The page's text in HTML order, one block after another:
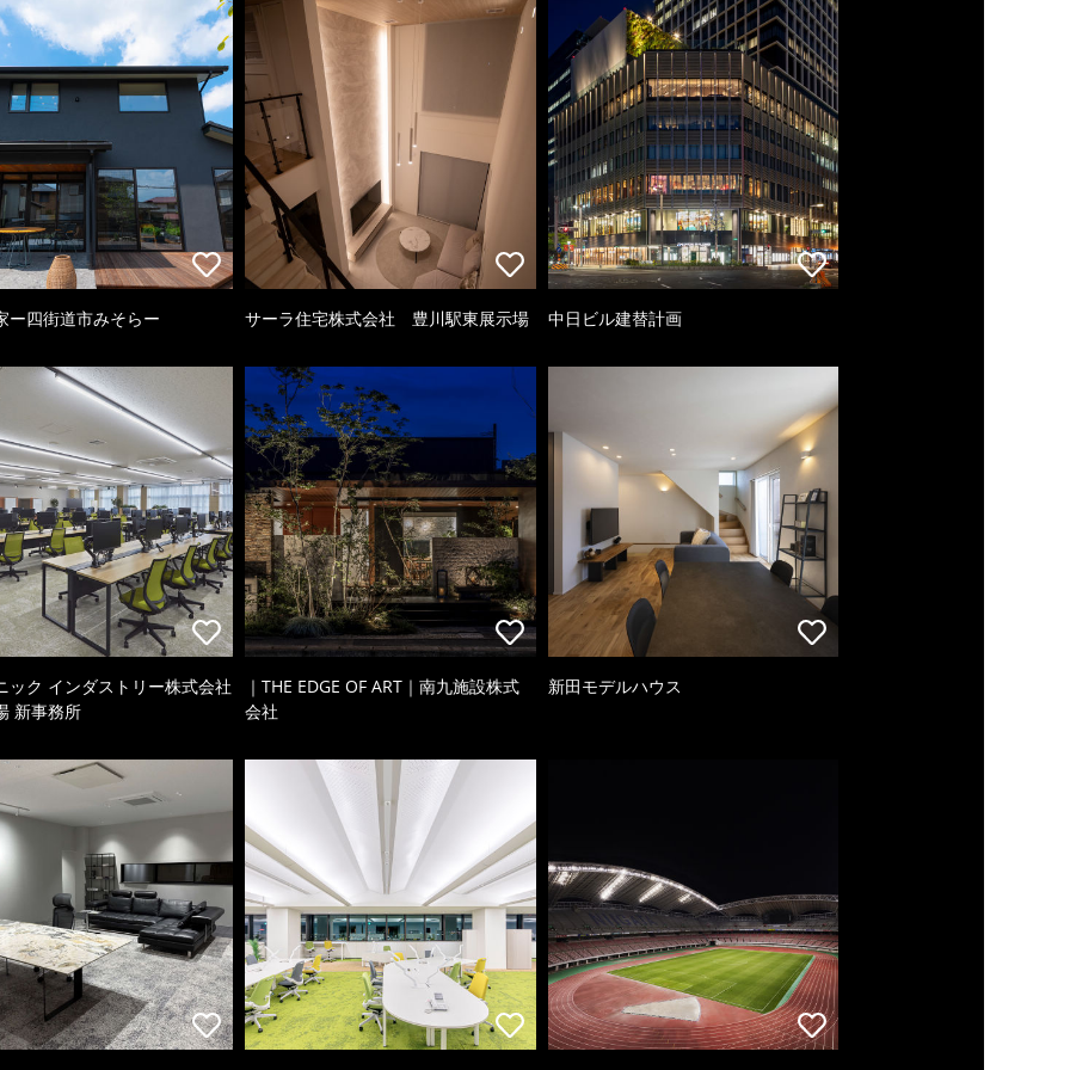
ー四街道市みそらー サーラ住宅株式会社 豊川駅東展示場 中日ビル建替計画
ック インダストリー株式会社
新事務所
｜THE EDGE OF ART｜南九施設株式
会社
新田モデルハウス